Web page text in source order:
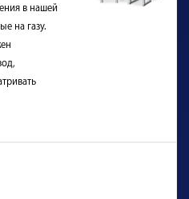
в нашей
на газу.